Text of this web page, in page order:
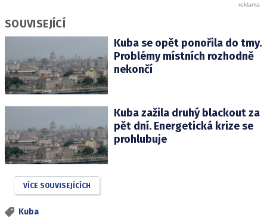
SOUVISEJÍCÍ
Kuba se opět ponořila do tmy.
Problémy místních rozhodně
nekončí
Kuba zažila druhý blackout za
pět dní. Energetická krize se
prohlubuje
VÍCE SOUVISEJÍCÍCH
Kuba